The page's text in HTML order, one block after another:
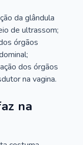
da glândula
de ultrassom;
órgãos
dos órgãos
na vagina.
na